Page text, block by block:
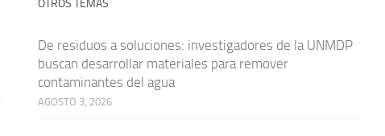
OTROS TEMAS
De residuos a soluciones: investigadores de la UNMDP
buscan desarrollar materiales para remover
contaminantes del agua
AGOSTO 3, 2026